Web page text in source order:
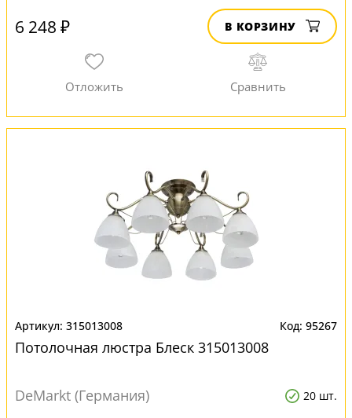
6 248 ₽ В КОРЗИНУ
315013008 95267
Потолочная люстра Блеск 315013008
DeMarkt (Германия) 20 шт.